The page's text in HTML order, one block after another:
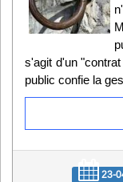
s'agit d'un
public confie la
23-